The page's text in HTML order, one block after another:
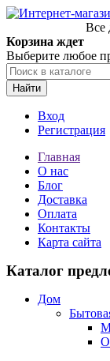
Все
Корзина ждет
Выберите любое
Найти
Вход
Регистрация
Главная
О нас
Блог
Доставка
Оплата
Контакты
Карта сайта
Каталог
Дом